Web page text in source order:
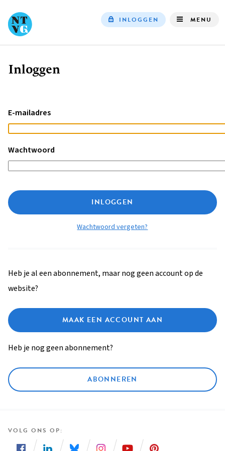
INLOGGEN MENU
Kruimelpad
Inloggen
E-mailadres
Wachtwoord
INLOGGEN
Wachtwoord vergeten?
Heb je al een abonnement, maar nog geen account op de
website?
MAAK EEN ACCOUNT AAN
Heb je nog geen abonnement?
ABONNEREN
VOLG ONS OP